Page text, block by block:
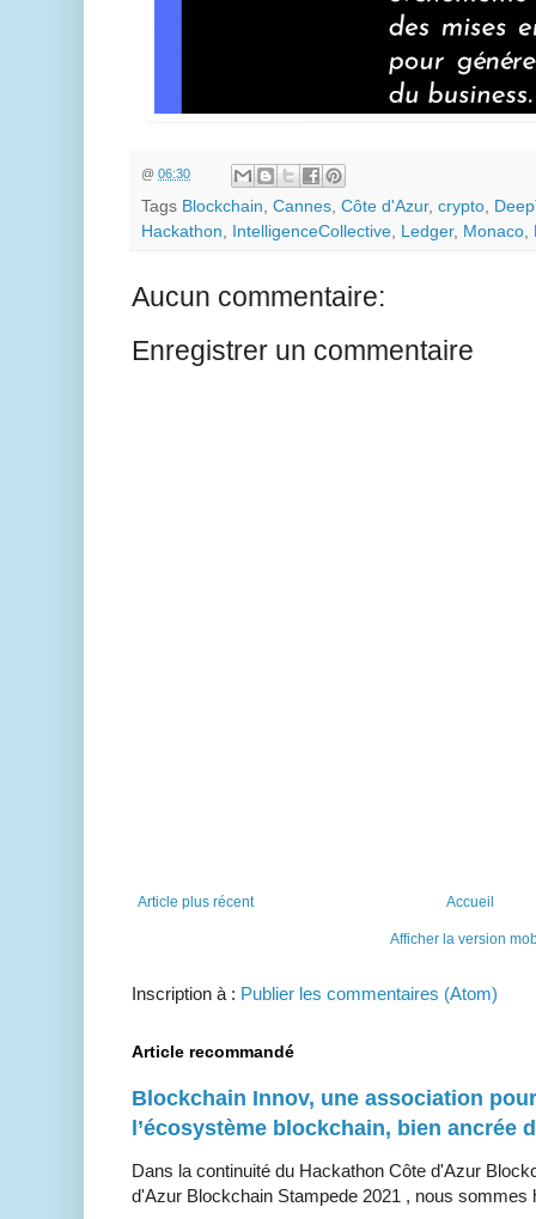
@ 06:30
Tags Blockchain Cannes Côte d'Azur, crypto
Hackathon
IntelligenceCollective Ledger, Monaco
Aucun commentaire:
Enregistrer un commentaire
Article plus récent Accueil
Afficher la version
Inscription à : Publier les commentaires (Atom)
Article recommandé
Blockchain Innov, une association
l’écosystème blockchain, bien ancrée
Dans la continuité du Hackathon Côte d'Azur
d'Azur Blockchain Stampede 2021 , nous sommes